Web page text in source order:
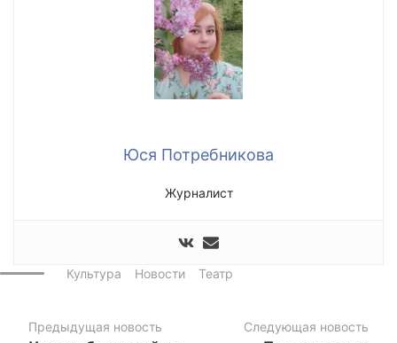
Юся Потребникова
Журналист
Культура Новости Театр
Предыдущая новость Следующая новость